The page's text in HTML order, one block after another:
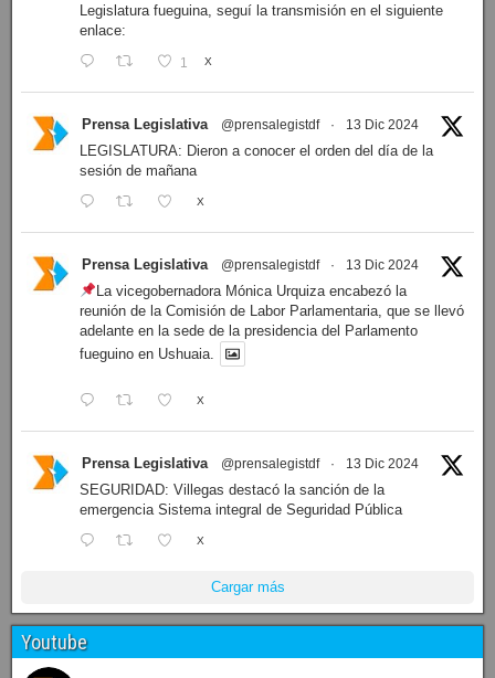
Legislatura fueguina, seguí la transmisión en el siguiente
enlace:
1 X
Prensa Legislativa @prensalegistdf · 13 Dic 2024
LEGISLATURA: Dieron a conocer el orden del día de la
sesión de mañana
X
Prensa Legislativa @prensalegistdf · 13 Dic 2024
La vicegobernadora Mónica Urquiza encabezó la
reunión de la Comisión de Labor Parlamentaria, que se llevó
adelante en la sede de la presidencia del Parlamento
fueguino en Ushuaia.
X
Prensa Legislativa @prensalegistdf · 13 Dic 2024
SEGURIDAD: Villegas destacó la sanción de la
emergencia Sistema integral de Seguridad Pública
X
Cargar más
Youtube